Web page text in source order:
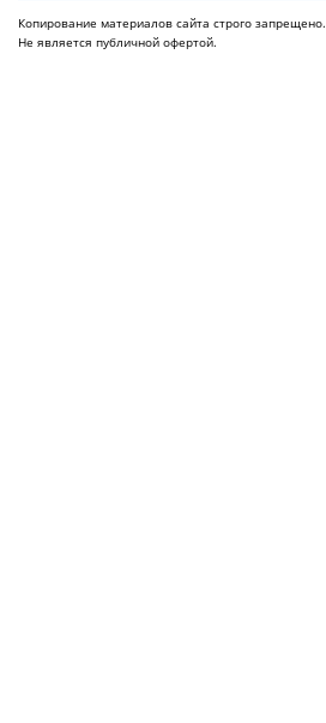
Копирование материалов сайта строго запрещено.
Не является публичной офертой.